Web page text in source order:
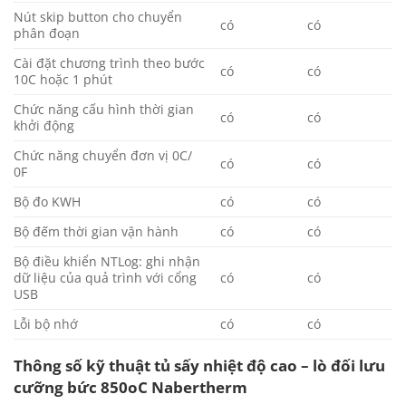
Nút skip button cho chuyển
phân đoạn
có có
Cài đặt chương trình theo bước
10C hoặc 1 phút
có có
Chức năng cấu hình thời gian
khởi động
có có
Chức năng chuyển đơn vị 0C/
0F
có có
Bộ đo KWH có
có
Bộ đếm thời gian vận hành
có
có
Bộ điều khiển NTLog: ghi nhận
dữ liệu của quả trình với cổng
USB
có có
Lỗi bộ nhớ có có
Thông số kỹ thuật tủ sấy nhiệt độ cao – lò đối lưu
cưỡng bức 850oC Nabertherm